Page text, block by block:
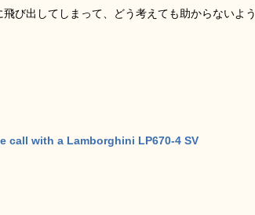
び出してしまって、どう考えても助からないよう
call with a Lamborghini LP670-4 SV‬‏